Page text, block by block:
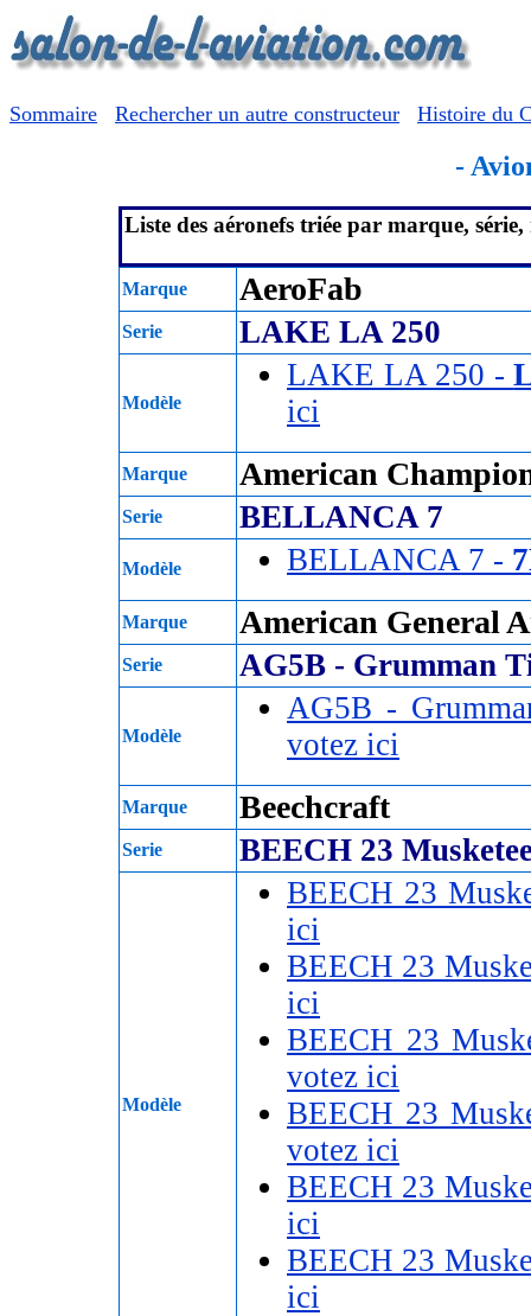
Sommaire Rechercher un autre constructeur Histoire du
-
Liste des aéronefs triée par marque, série,
Marque AeroFab
Serie LAKE LA 250
Modèle
LAKE LA 250 -
ici
Marque American
Serie BELLANCA 7
Modèle BELLANCA 7 -
Marque American General
Serie AG5B - Grumman
Modèle
AG5B -
votez ici
Marque Beechcraft
Serie BEECH 23
Modèle
BEECH 23
ici
BEECH 23
ici
BEECH 23
votez ici
BEECH 23
votez ici
BEECH 23
ici
BEECH 23
ici